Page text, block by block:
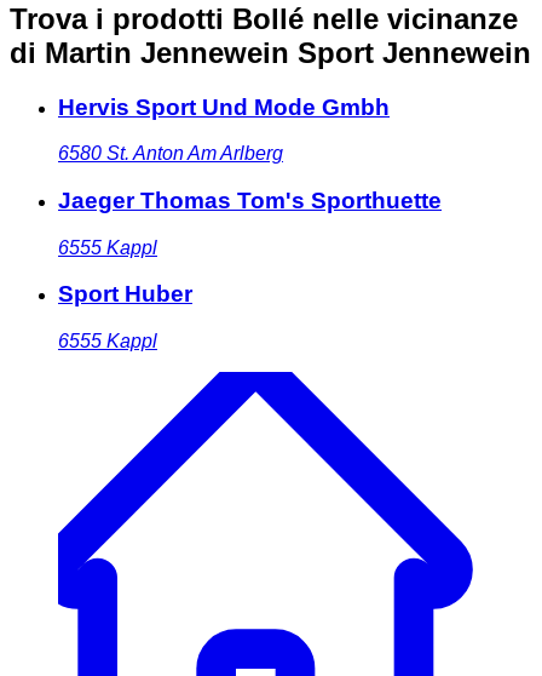
Trova i prodotti Bollé nelle vicinanze
di Martin Jennewein Sport Jennewein
Hervis Sport Und Mode Gmbh
6580 St. Anton Am Arlberg
Jaeger Thomas Tom's Sporthuette
6555 Kappl
Sport Huber
6555 Kappl